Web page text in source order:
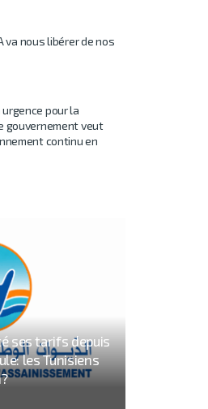
va nous libérer de nos
pour la
gouvernement veut
continu en
ses tarifs depuis
les Tunisiens